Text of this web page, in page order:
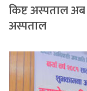
किष्ट अस्पताल अब
अस्पताल